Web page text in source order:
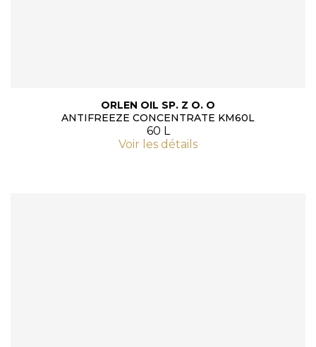
ORLEN OIL SP. Z O. O
ANTIFREEZE CONCENTRATE KM60L
60 L
Voir les détails